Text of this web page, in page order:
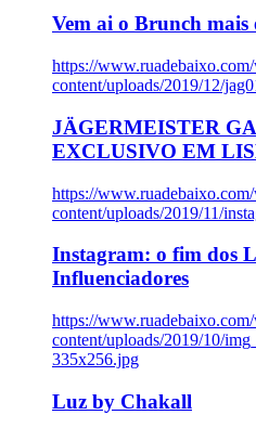
Vem ai o Brunch mais
https://
content/uploads/2019/12/
JÄGERMEISTER
EXCLUSIVO EM
https://
content/uploads/2019/11/
Instagram: o fim dos
Influenciadores
https://
content/uploads/2019/10/
335x256.jpg
Luz by Chakall